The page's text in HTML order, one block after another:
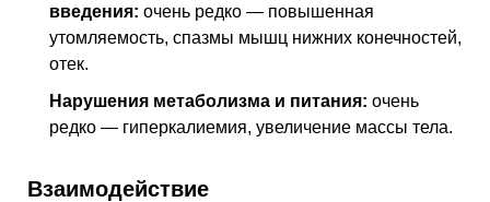
введения: очень редко — повышенная
утомляемость, спазмы мышц нижних конечностей,
отек.
Нарушения метаболизма и питания: очень
редко — гиперкалиемия, увеличение массы тела.
Взаимодействие